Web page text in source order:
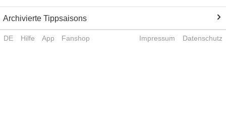
Archivierte Tippsaisons
DE Hilfe App Fanshop Impressum Datenschutz